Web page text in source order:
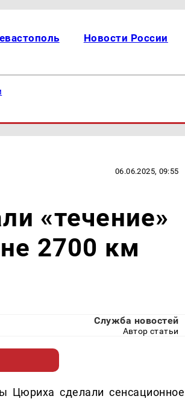
Новости России
06.06.2025, 09:55
«течение»
2700 км
Служба новостей
Автор статьи
Цюриха сделали сенсационное